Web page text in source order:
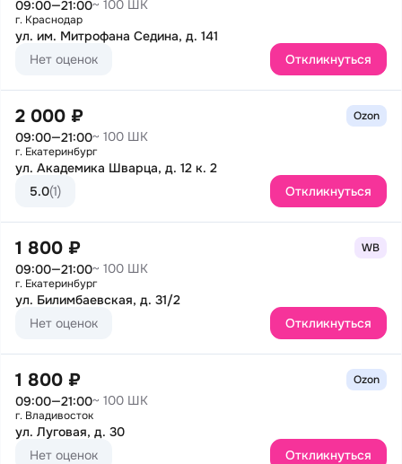
09:00—21:00~ 100 ШК
г. Краснодар
ул. им. Митрофана Седина, д. 141
Нет оценок
Откликнуться
2 000 ₽
09:00—21:00~ 100 ШК
Ozon
г. Екатеринбург
ул. Академика Шварца, д. 12 к. 2
5.0(1) Откликнуться
1 800 ₽
09:00—21:00~ 100 ШК
WB
г. Екатеринбург
ул. Билимбаевская, д. 31/2
Нет оценок
Откликнуться
1 800 ₽
09:00—21:00~ 100 ШК
Ozon
г. Владивосток
ул. Луговая, д. 30
Нет оценок
Откликнуться